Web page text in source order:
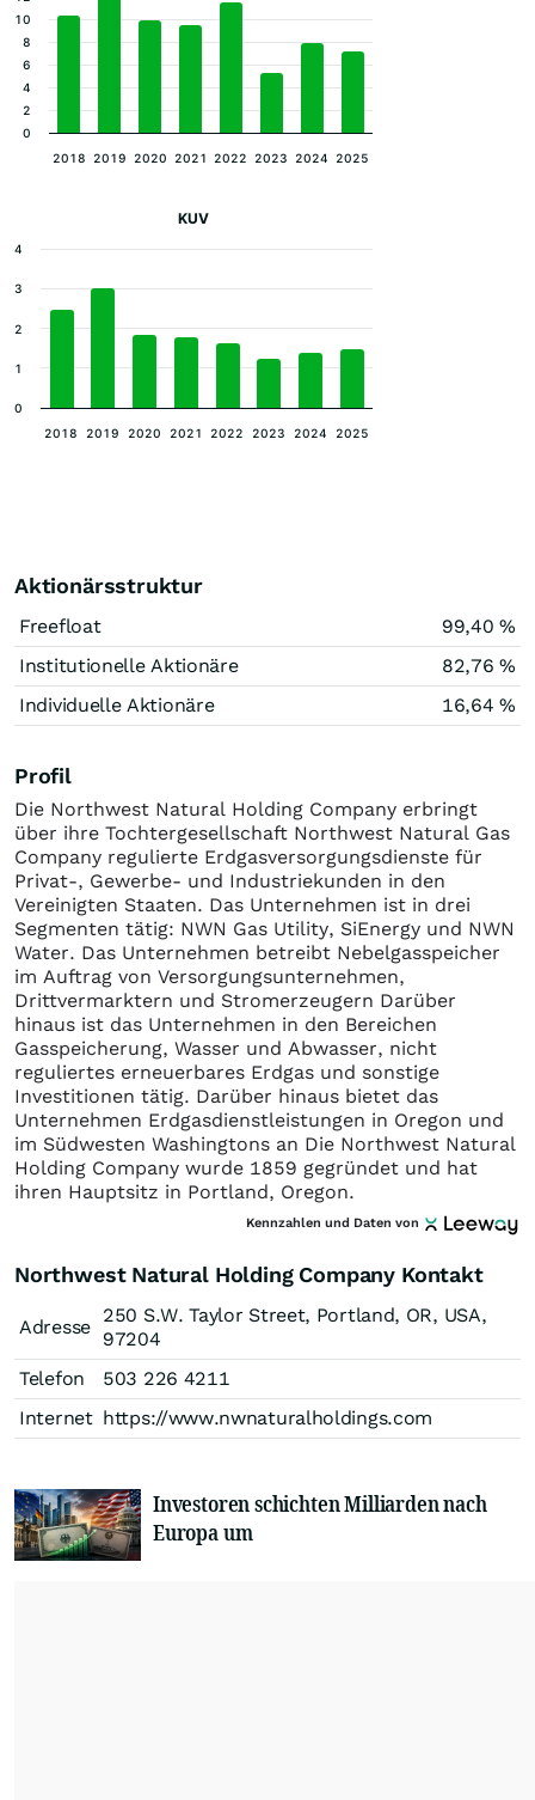
2018 2019 2020 2021 2022 2023 2024 2025
0
2
4
6
8
10
KUV
2018 2019 2020 2021 2022 2023 2024 2025
0
1
2
3
4
Aktionärsstruktur
Freefloat
99,40 %
Institutionelle Aktionäre
82,76 %
Individuelle Aktionäre
16,64 %
Profil
Die Northwest Natural Holding Company erbringt
über ihre Tochtergesellschaft Northwest Natural Gas
Company regulierte Erdgasversorgungsdienste für
Privat-, Gewerbe- und Industriekunden in den
Vereinigten Staaten. Das Unternehmen ist in drei
Segmenten tätig: NWN Gas Utility, SiEnergy und NWN
Water. Das Unternehmen betreibt Nebelgasspeicher
im Auftrag von Versorgungsunternehmen,
Drittvermarktern und Stromerzeugern Darüber
hinaus ist das Unternehmen in den Bereichen
Gasspeicherung, Wasser und Abwasser, nicht
reguliertes erneuerbares Erdgas und sonstige
Investitionen tätig. Darüber hinaus bietet das
Unternehmen Erdgasdienstleistungen in Oregon und
im Südwesten Washingtons an Die Northwest Natural
Holding Company wurde 1859 gegründet und hat
ihren Hauptsitz in Portland, Oregon.
Kennzahlen und Daten von
Northwest Natural Holding Company Kontakt
Adresse
250 S.W. Taylor Street, Portland, OR, USA,
97204
Telefon
503 226 4211
Internet https://www.nwnaturalholdings.com
Investoren schichten Milliarden nach
Europa um